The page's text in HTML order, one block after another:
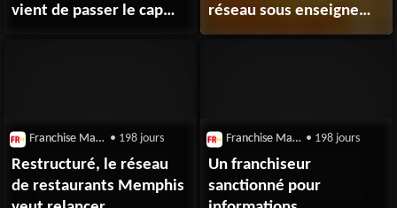
vient de passer le cap
réseau sous enseigne
Les Burgers de Papa
Franchise Magazine • 198 jours
Restructuré, le réseau
de restaurants Memphis
Franchise Magazine • 198 jours
Un franchiseur
sanctionné pour